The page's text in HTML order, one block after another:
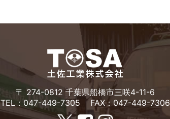
〒 274-0812 千葉県船橋市三咲4-11-6
TEL：047-449-7305
FAX：047-449-7306